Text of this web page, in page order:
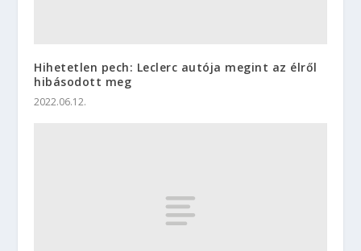
Hihetetlen pech: Leclerc autója megint az élről
hibásodott meg
2022.06.12.